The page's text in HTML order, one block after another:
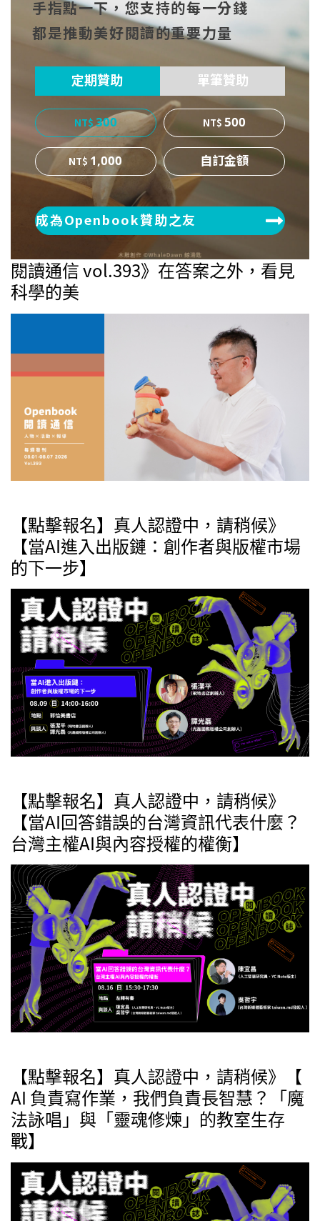
cebo
ok
witt
er
博
手指點一下，您支持的每一分錢
都是推動美好閱讀的重要力量
定期贊助 單筆贊助
300
500
1,000
成為Openbook贊助之友
閱讀通信 vol.393》在答案之外，看見
科學的美
【點擊報名】真人認證中，請稍候》
【當AI進入出版鏈：創作者與版權市場
的下一步】
【點擊報名】真人認證中，請稍候》
【當AI回答錯誤的台灣資訊代表什麼？
台灣主權AI與內容授權的權衡】
【點擊報名】真人認證中，請稍候》【
AI 負責寫作業，我們負責長智慧？「魔
法詠唱」與「靈魂修煉」的教室生存
戰】